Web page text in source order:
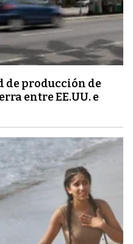
de producción de
entre EE.UU. e